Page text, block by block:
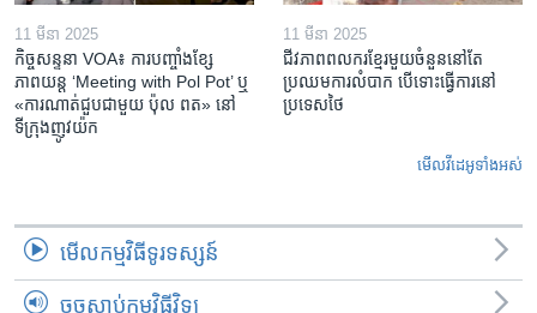
11 មីនា 2025
កិច្ចសន្ទនា VOA៖ ការ​បញ្ចាំង​ខ្សែ
ភាពយន្ត ‘Meeting with Pol Pot’ ឬ
«ការណាត់ជួប​ជាមួយ​ ប៉ុល ពត» នៅ
ទីក្រុងញូវយ៉ក​
11 មីនា 2025
ជីវភាពពលករខ្មែរមួយចំនួននៅតែ
ប្រឈមការលំបាក បើទោះធ្វើការនៅ
ប្រទេសថៃ
មើល​វីដេអូ​ទាំង​អស់
មើល​កម្មវិធី​ទូរទស្សន៍
ចុចស្តាប់កម្មវិធីវិទ្យុ